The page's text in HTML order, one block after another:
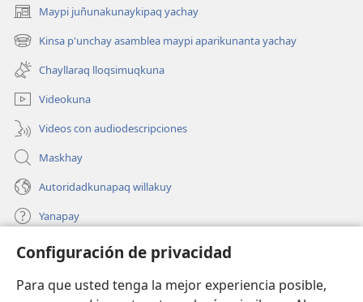
Configuración de privacidad
Para que usted tenga la mejor experiencia posible,
Maypi juñunakunaykipaq yachay
(abre
una
nueva
ventana)
Kinsa p'unchay asamblea maypi aparikunanta yachay
(abre
una
nueva
ventana)
Chayllaraq lloqsimuqkuna
Videokuna
Videos con audiodescripciones
Maskhay
Autoridadkunapaq willakuy
Yanapay
Donacionta churanapaq
una
nueva